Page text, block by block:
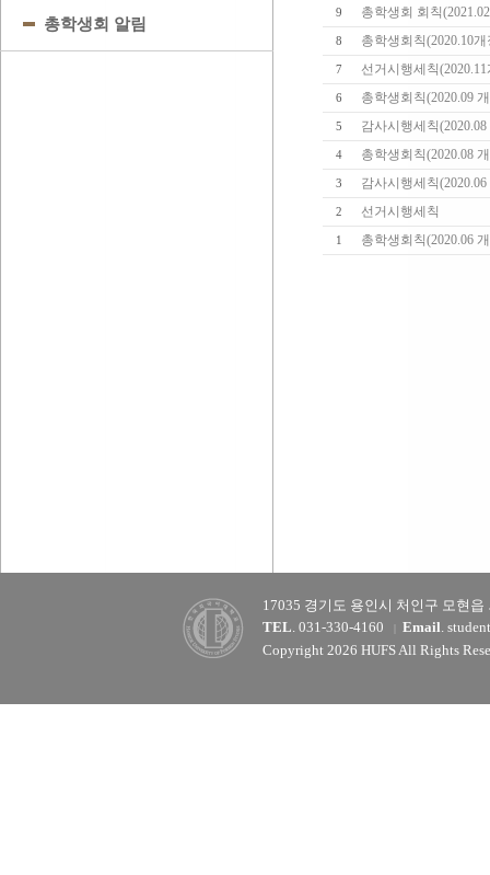
총학생회 알림
9 총학생회 회칙
8 총학생회칙(2020.10
7 선거시행세칙
6 총학생회칙(2020.09
5 감사시행세칙
4 총학생회칙(2020.08
3 감사시행세칙
2 선거시행세칙
1 총학생회칙(2020.06
17035 경기도 용인시 처인구 모현
TEL. 031-330-4160 Email.
Copyright 2026 HUFS All Rights